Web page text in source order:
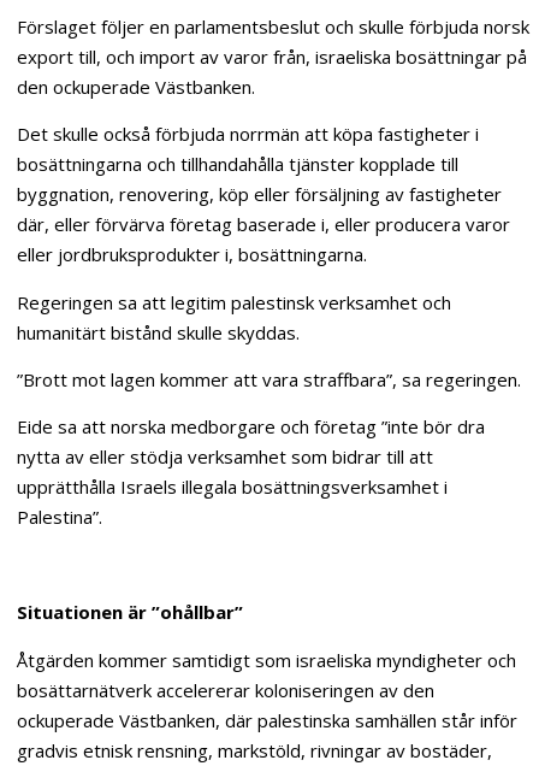
Förslaget följer en parlamentsbeslut och skulle förbjuda norsk
export till, och import av varor från, israeliska bosättningar på
den ockuperade Västbanken.
Det skulle också förbjuda norrmän att köpa fastigheter i
bosättningarna och tillhandahålla tjänster kopplade till
byggnation, renovering, köp eller försäljning av fastigheter
där, eller förvärva företag baserade i, eller producera varor
eller jordbruksprodukter i, bosättningarna.
Regeringen sa att legitim palestinsk verksamhet och
humanitärt bistånd skulle skyddas.
”Brott mot lagen kommer att vara straffbara”, sa regeringen.
Eide sa att norska medborgare och företag ”inte bör dra
nytta av eller stödja verksamhet som bidrar till att
upprätthålla Israels illegala bosättningsverksamhet i
Palestina”.
Situationen är ”ohållbar”
Åtgärden kommer samtidigt som israeliska myndigheter och
bosättarnätverk accelererar koloniseringen av den
ockuperade Västbanken, där palestinska samhällen står inför
gradvis etnisk rensning, markstöld, rivningar av bostäder,